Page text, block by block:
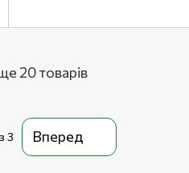
20 товарів
з 3 Вперед